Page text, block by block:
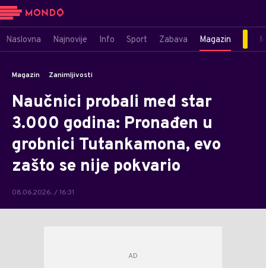
Naslovna Najnovije Info Sport Zabava Magazin
Magazin Zanimljivosti
Naučnici probali med star
3.000 godina: Pronađen u
grobnici Tutankamona, evo
zašto se nije pokvario
08.06.2026. / 16:31